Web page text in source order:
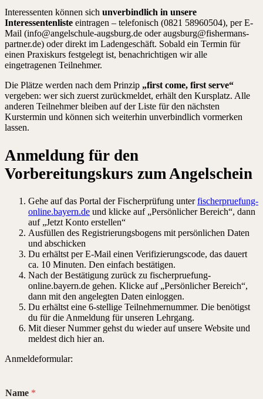
Interessenten können sich unverbindlich in unsere
Interessentenliste eintragen – telefonisch (0821 58960504), per E-
Mail (info@angelschule-augsburg.de oder augsburg@fishermans-
partner.de) oder direkt im Ladengeschäft. Sobald ein Termin für
einen Praxiskurs festgelegt ist, benachrichtigen wir alle
eingetragenen Teilnehmer.
Die Plätze werden nach dem Prinzip „first come, first serve“
vergeben: wer sich zuerst zurückmeldet, erhält den Kursplatz. Alle
anderen Teilnehmer bleiben auf der Liste für den nächsten
Kurstermin und können sich weiterhin unverbindlich vormerken
lassen.
Anmeldung für den
Vorbereitungskurs zum Angelschein
Gehe auf das Portal der Fischerprüfung unterfischerpruefung-
online.bayern.de und klicke auf „Persönlicher Bereich“, dann
auf „Jetzt Konto erstellen“
Ausfüllen des Registrierungsbogens mit persönlichen Daten
und abschicken
Du erhältst per E-Mail einen Verifizierungscode, das dauert
ca. 10 Minuten. Den einfach bestätigen.
Nach der Bestätigung zurück zu fischerpruefung-
online.bayern.de gehen. Klicke auf „Persönlicher Bereich“,
dann mit den angelegten Daten einloggen.
Du erhältst eine 6-stellige Teilnehmernummer. Die benötigst
du für die Anmeldung für unseren Lehrgang.
Mit dieser Nummer gehst du wieder auf unsere Website und
meldest dich hier an.
Anmeldeformular:
Name *